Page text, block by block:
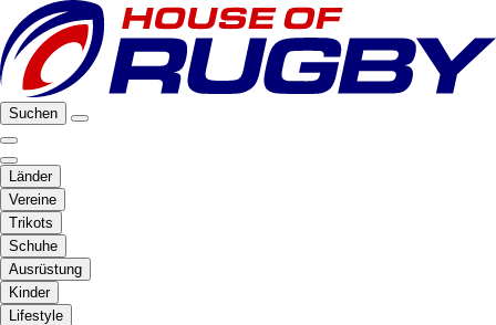
Suchen
Länder
Vereine
Trikots
Schuhe
Ausrüstung
Kinder
Lifestyle